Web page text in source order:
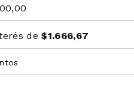
de$1.666,67